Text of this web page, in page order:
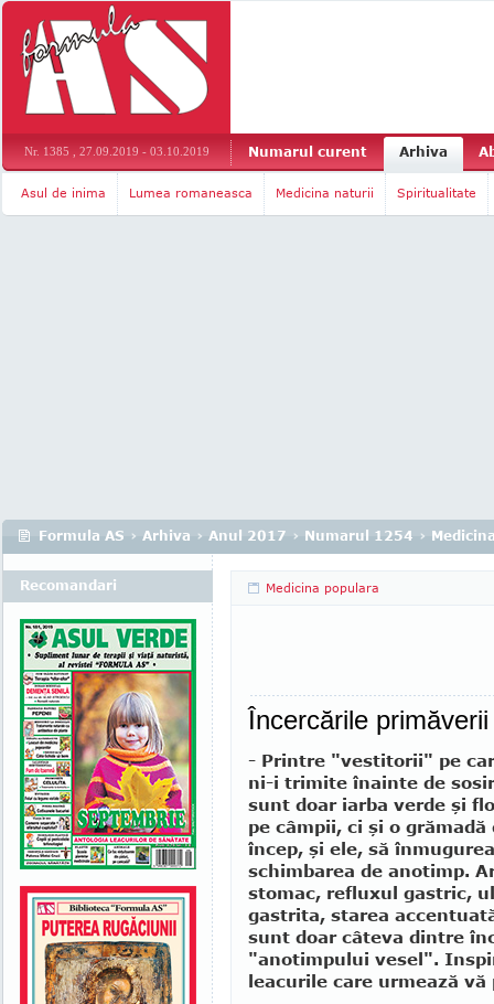
Nr. 1385 , 27.09.2019 - 03.10.2019 Numarul curent Arhiva
Asul de inima Lumea romaneasca Medicina naturii Spiritualitate
Formula AS › Arhiva › Anul 2017 › Numarul 1254 ›
Medicina populara
Încercările
- Printre "vestitorii" pe
ni-i trimite înainte de
sunt doar iarba verde şi
pe câmpii, ci şi o grămadă
încep, şi ele, să
schimbarea de anotimp.
stomac, refluxul gastric,
gastrita, starea
sunt doar câteva dintre
"anotimpului vesel".
leacurile care urmează
Recomandari